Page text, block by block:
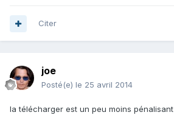
Citer
joe
Posté(e) le 25 avril 2014
la télécharger est un peu moins pénalisant